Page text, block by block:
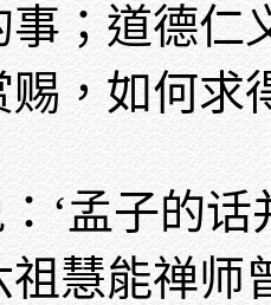
事；道德仁
，如何求
‘孟子的
祖慧能禅师